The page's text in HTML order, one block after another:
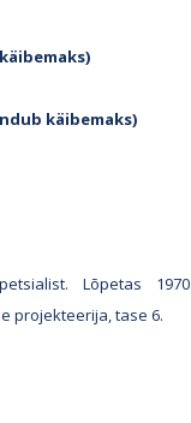
käibemaks)
Lõpetas
projekteerija, tase 6.